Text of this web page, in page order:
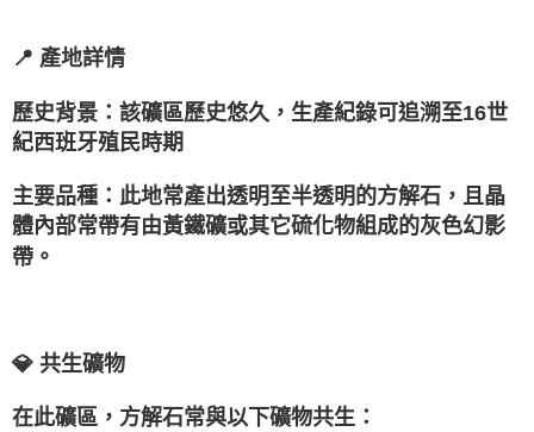
📍 產地詳情
歷史背景：該礦區歷史悠久，生產紀錄可追溯至16世
紀西班牙殖民時期
主要品種：此地常產出透明至半透明的方解石，且晶
體內部常帶有由黃鐵礦或其它硫化物組成的灰色幻影
帶。
💎 共生礦物
在此礦區，方解石常與以下礦物共生：